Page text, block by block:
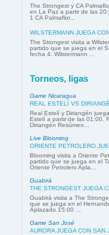
The Strongest y CA
en La Paz a partir de las
1 CA Palmaflor...
WILSTERMANN JUEGA
The Strongest visita a
partido que se juega en el
fecha 4. Wilstermann ...
Torneos, ligas
Game Nicaragua
REAL ESTELÍ VS
Real Estelí y Diriangén
Estelí a partir de las 01:00.
Diriangén Resúmen...
Live Blooming
ORIENTE PETROLERO
Blooming visita a Oriente
partido que se juega en el
Oriente Petrolero Apla...
Guabirá
THE STRONGEST JUEGA
Guabirá visita a The
que se juega en el
Aplazado 15:00 ...
Game San José
AURORA JUEGA CON SAN